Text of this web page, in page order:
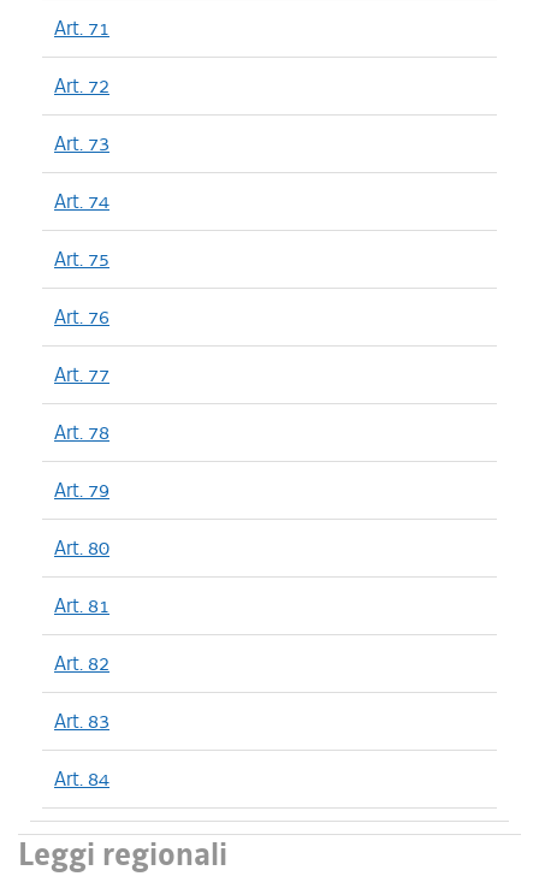
Art. 71
Art. 72
Art. 73
Art. 74
Art. 75
Art. 76
Art. 77
Art. 78
Art. 79
Art. 80
Art. 81
Art. 82
Art. 83
Art. 84
Leggi regionali